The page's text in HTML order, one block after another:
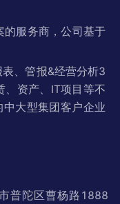
的服务商，公司基于
、管报&经营分析3
、资产、IT项目等不
大型集团客户企业
普陀区曹杨路1888